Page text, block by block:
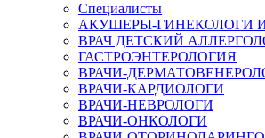
Специалисты
АКУШЕРЫ-ГИНЕКОЛОГИ
ВРАЧ ДЕТСКИЙ
ГАСТРОЭНТЕРОЛОГИЯ
ВРАЧИ-
ВРАЧИ-КАРДИОЛОГИ
ВРАЧИ-НЕВРОЛОГИ
ВРАЧИ-ОНКОЛОГИ